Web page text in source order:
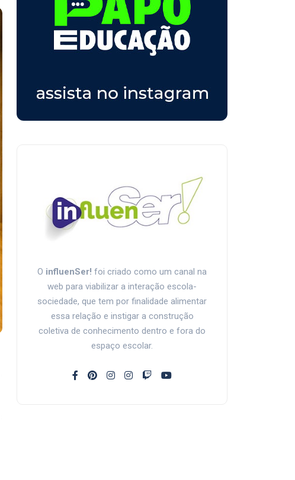
O influenSer! foi criado como um canal na
web para viabilizar a interação escola-
sociedade, que tem por finalidade alimentar
essa relação e instigar a construção
coletiva de conhecimento dentro e fora do
espaço escolar.